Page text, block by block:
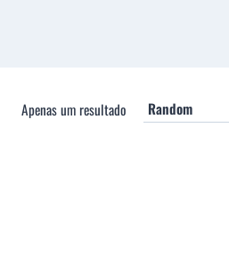
Apenas um resultado